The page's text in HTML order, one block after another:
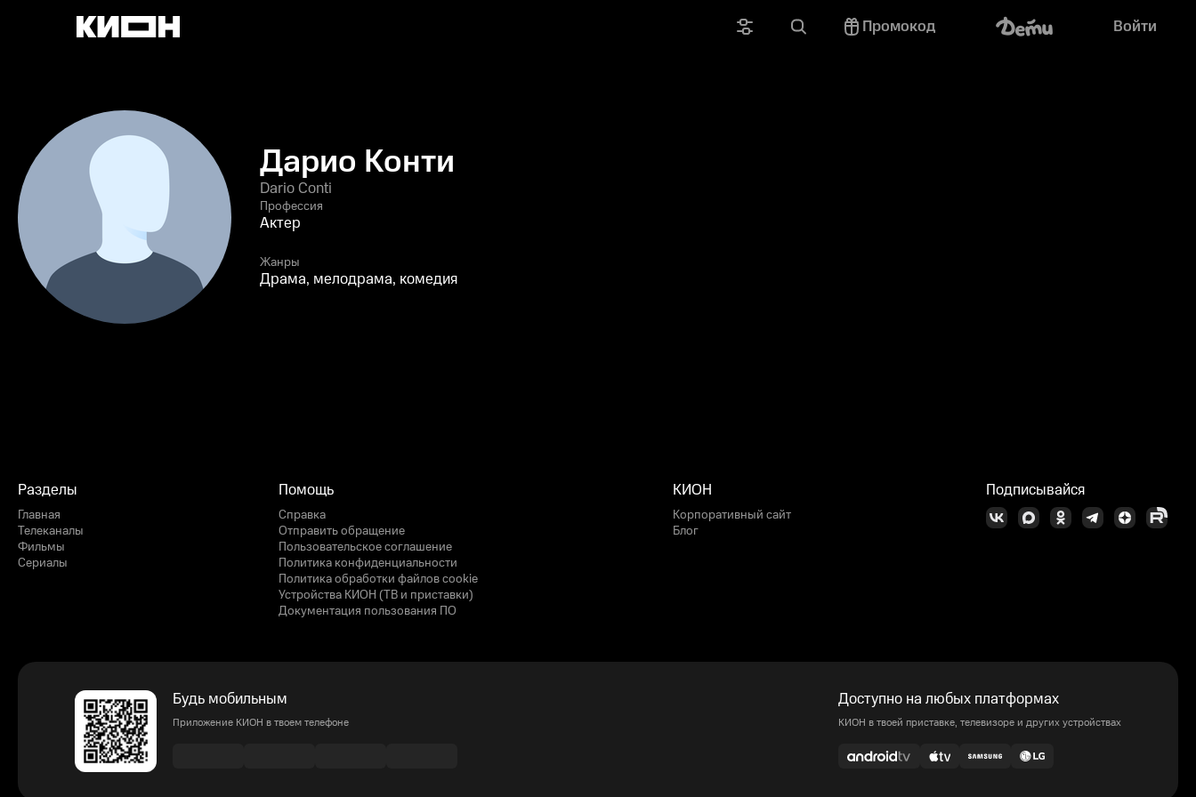
Промокод Войти
Дарио Конти
Dario Conti
Профессия
Актер
Жанры
Драма, мелодрама, комедия
Разделы
Главная
Телеканалы
Фильмы
Сериалы
Помощь
Справка
Отправить обращение
Пользовательское соглашение
Политика конфиденциальности
Политика обработки файлов cookie
Устройства КИОН (ТВ и приставки)
Документация пользования ПО
КИОН
Корпоративный сайт
Блог
Подписывайся
Будь мобильным
Приложение КИОН в твоем телефоне
Доступно на любых платформах
КИОН в твоей приставке, телевизоре и других устройствах